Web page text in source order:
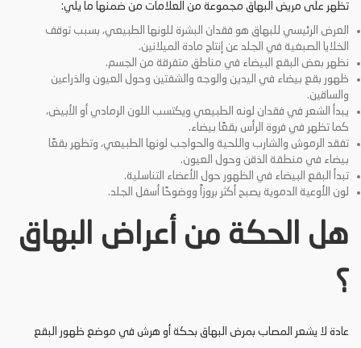
تظهر على مريض البهاق مجموعة من العلامات من ضمنها ما يلي:
العرض الرئيسي للبهاق هو فقدان البشرة للونها الطبيعي، بسبب توقف
الخلايا الصبغية في الجلد عن إنتاج مادة الميلانين.
نظهر بعض البقع البيضاء في مناطق متفرقة من الجسم.
ظهور بقع بيضاء في اليدين والوجه والشفتين وحول العيون والذراعين
والساقين.
يبدأ الشعر في فقدان لونه الطبيعي ويكتسب اللون الرمادي أو الأبيض،
كما تظهر في فروة الرأس بقعًا بيضاء.
تفقد الرموش والشارب واللحية والحواجب لونها الطبيعي، وتظهر بقعًا
بيضاء في منطقة الذقن وحول العيون.
تبدأ البقع البيضاء في الظهور حول الأعضاء التناسلية.
لون الأوعية الدموية يصبح أكثر بروزاً ووضوحًا أسفل الجلد.
هل الحكة من أعراض البهاق
؟
عادة لا يشعر المصاب بمرض البهاق بحكة أو هرش في موضع ظهور البقع